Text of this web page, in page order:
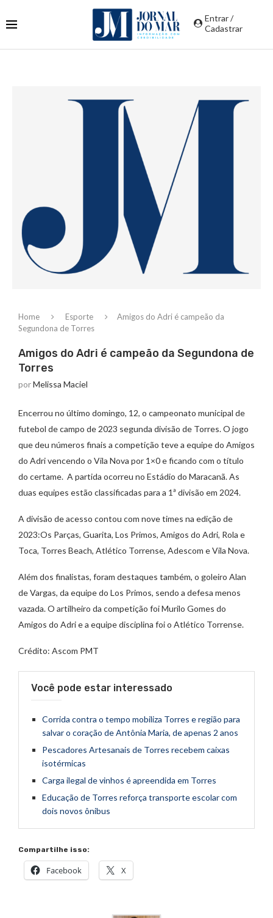
Entrar /
Cadastrar
Home Esporte
Amigos do Adri é campeão da
Segundona de Torres
Amigos do Adri é campeão da Segundona de
Torres
porMelissa Maciel
Encerrou no último domingo, 12, o campeonato municipal de
futebol de campo de 2023 segunda divisão de Torres. O jogo
que deu números finais a competição teve a equipe do Amigos
do Adri vencendo o Vila Nova por 1×0 e ficando com o título
do certame. A partida ocorreu no Estádio do Maracanã. As
duas equipes estão classificadas para a 1ª divisão em 2024.
A divisão de acesso contou com nove times na edição de
2023:Os Parças, Guarita, Los Primos, Amigos do Adri, Rola e
Toca, Torres Beach, Atlético Torrense, Adescom e Vila Nova.
Além dos finalistas, foram destaques também, o goleiro Alan
de Vargas, da equipe do Los Primos, sendo a defesa menos
vazada. O artilheiro da competição foi Murilo Gomes do
Amigos do Adri e a equipe disciplina foi o Atlético Torrense.
Crédito: Ascom PMT
Você pode estar interessado
Corrida contra o tempo mobiliza Torres e região para
salvar o coração de Antônia Maria, de apenas 2 anos
Pescadores Artesanais de Torres recebem caixas
isotérmicas
Carga ilegal de vinhos é apreendida em Torres
Educação de Torres reforça transporte escolar com
dois novos ônibus
Compartilhe isso:
Facebook X